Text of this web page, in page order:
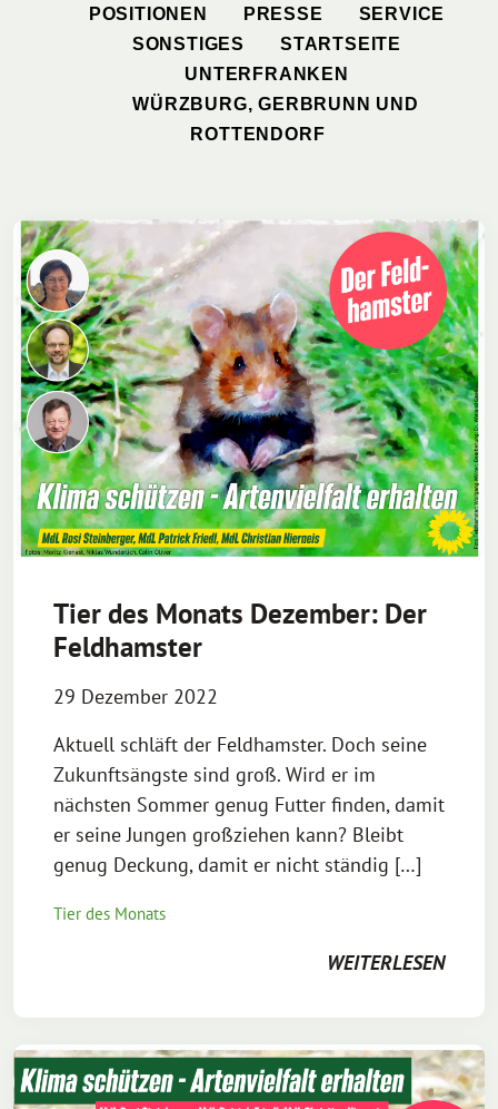
POSITIONEN
PRESSE
SERVICE
SONSTIGES
STARTSEITE
UNTERFRANKEN
WÜRZBURG, GERBRUNN UND
ROTTENDORF
Tier des Monats Dezember: Der
Feldhamster
29 Dezember 2022
Aktuell schläft der Feldhamster. Doch seine
Zukunftsängste sind groß. Wird er im
nächsten Sommer genug Futter finden, damit
er seine Jungen großziehen kann? Bleibt
genug Deckung, damit er nicht ständig […]
Tier des Monats
WEITERLESEN